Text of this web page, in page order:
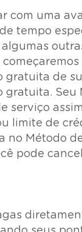
com uma
tempo
de
serviço
limite de
no Método
pode